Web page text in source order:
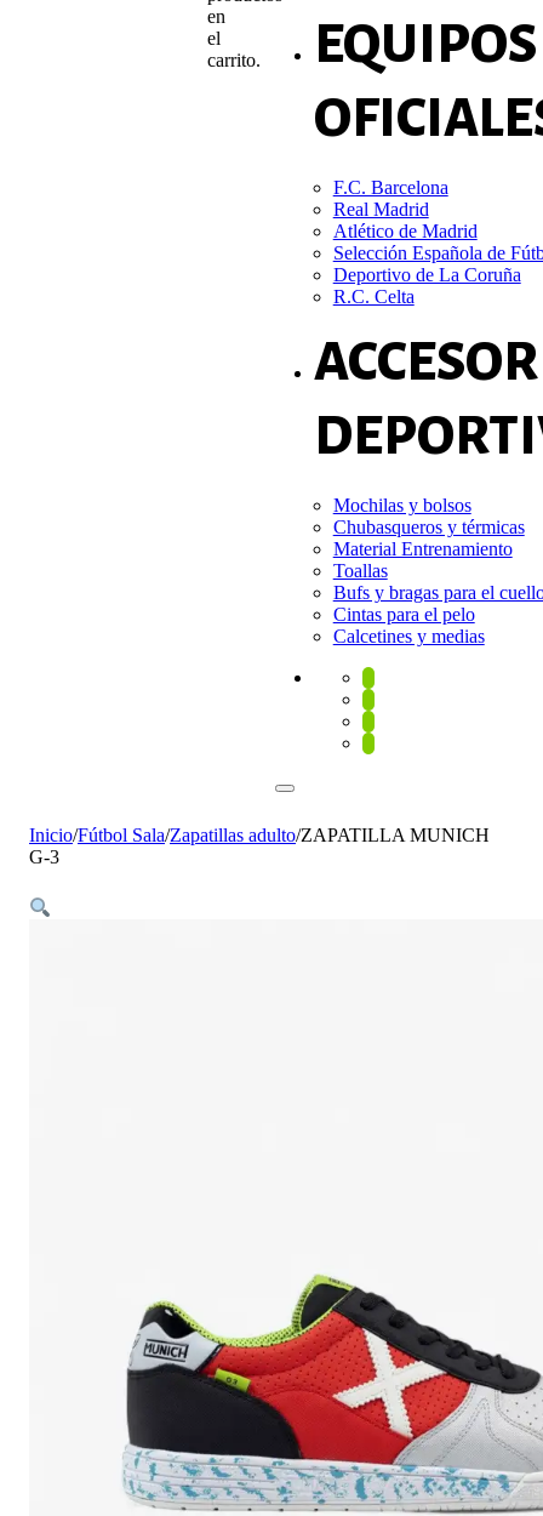
en
el
carrito.
EQUIPOS
F.C. Barcelona
Real Madrid
Atlético de Madrid
Selección Española de
Deportivo de La Coruña
R.C. Celta
Mochilas y bolsos
Chubasqueros y térmicas
Material Entrenamiento
Toallas
Bufs y bragas para el
Cintas para el pelo
Calcetines y medias
Inicio/Fútbol Sala/Zapatillas adulto/ZAPATILLA MUNICH
G-3